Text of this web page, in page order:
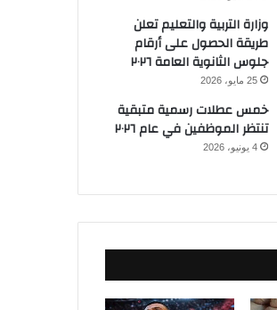
وزارة التربية والتعليم تعلن
طريقة الحصول على أرقام
جلوس الثانوية العامة ٢٠٢٦
25 مايو، 2026
خمس عطلات رسمية متبقية
تنتظر الموظفين في عام ٢٠٢٦
4 يونيو، 2026